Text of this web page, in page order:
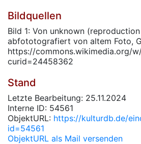
Bildquellen
Bild 1: Von unknown
abfototografiert von altem Foto,
https://commons.wikimedia.org/
curid=24458362
Stand
Letzte Bearbeitung: 25.11.2024
Interne ID: 54561
ObjektURL: https://kulturdb.de/
id=54561
ObjektURL als Mail versenden